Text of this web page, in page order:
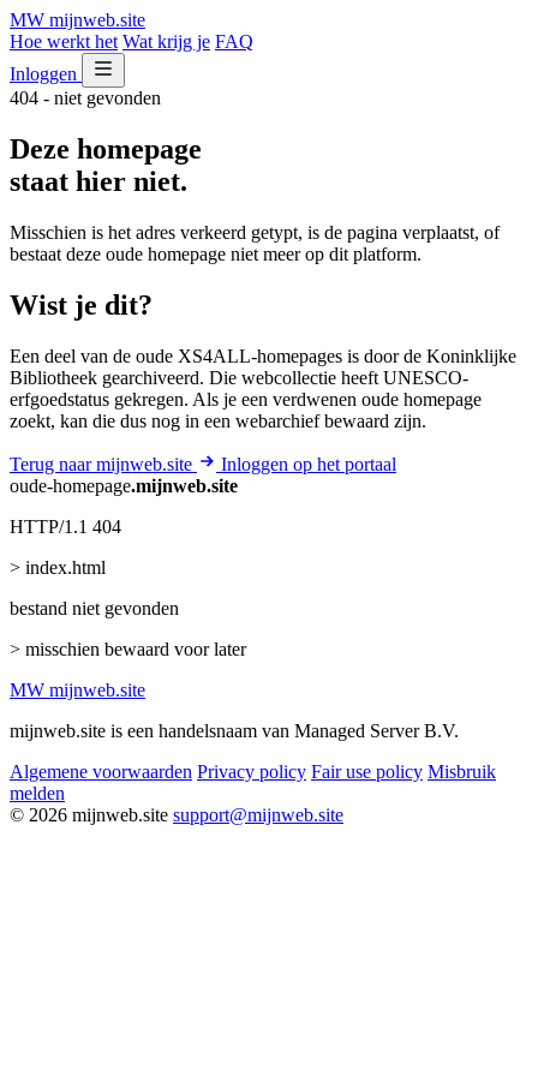
MW mijnweb.site
Hoe werkt het Wat krijg je FAQ
Inloggen
404 - niet gevonden
Deze homepage
staat hier niet.
Misschien is het adres verkeerd getypt, is de pagina verplaatst, of
bestaat deze oude homepage niet meer op dit platform.
Wist je dit?
Een deel van de oude XS4ALL-homepages is door de Koninklijke
Bibliotheek gearchiveerd. Die webcollectie heeft UNESCO-
erfgoedstatus gekregen. Als je een verdwenen oude homepage
zoekt, kan die dus nog in een webarchief bewaard zijn.
Terug naar mijnweb.site
Inloggen op het portaal
oude-homepage.mijnweb.site
HTTP/1.1 404
> index.html
bestand niet gevonden
> misschien bewaard voor later
MW mijnweb.site
mijnweb.site is een handelsnaam van Managed Server B.V.
Algemene voorwaarden Privacy policy Fair use policy Misbruik
melden
© 2026 mijnweb.site support@mijnweb.site